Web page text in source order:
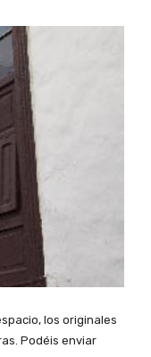
los originales
Podéis enviar